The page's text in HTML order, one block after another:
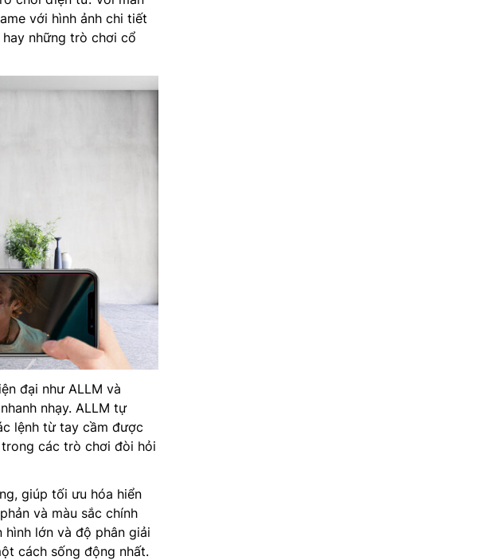
với hình ảnh chi tiết
những trò chơi cổ
đại như ALLM và
nhạy. ALLM tự
lệnh từ tay cầm được
các trò chơi đòi hỏi
giúp tối ưu hóa hiển
và màu sắc chính
lớn và độ phân giải
cách sống động nhất.